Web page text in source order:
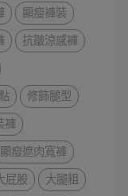
顯瘦褲裝
抗皺涼感褲
修飾腿型
褲
顯瘦遮肉寬褲
屁股
大腿粗